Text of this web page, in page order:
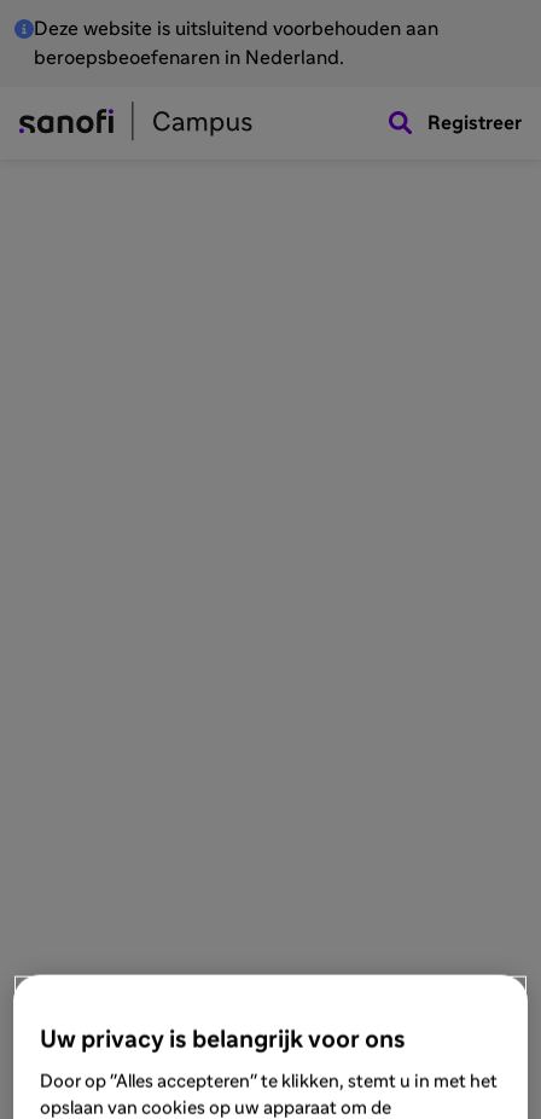
Deze website is uitsluitend voorbehouden aan
beroepsbeoefenaren in Nederland.
Registreer
Uw privacy is belangrijk voor ons
Door op "Alles accepteren" te klikken, stemt u in met het
opslaan van cookies op uw apparaat om de